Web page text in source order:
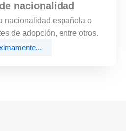
nacionalidad
nacionalidad española o
de adopción, entre otros.